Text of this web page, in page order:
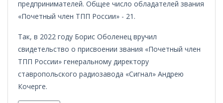
предпринимателей. Общее число обладателей звания
«Почетный член ТПП России» - 21.
Так, в 2022 году Борис Оболенец вручил
свидетельство о присвоении звания «Почетный член
ТПП России» генеральному директору
ставропольского радиозавода «Сигнал» Андрею
Кочерге.